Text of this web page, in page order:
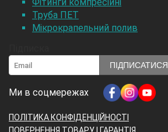
Труба ПЕТ
Мікрокрапельний полив
ПІДПИСАТИСЯ
Ми в соцмережах
ПОЛІТИКА КОНФІДЕНЦІЙНОСТІ